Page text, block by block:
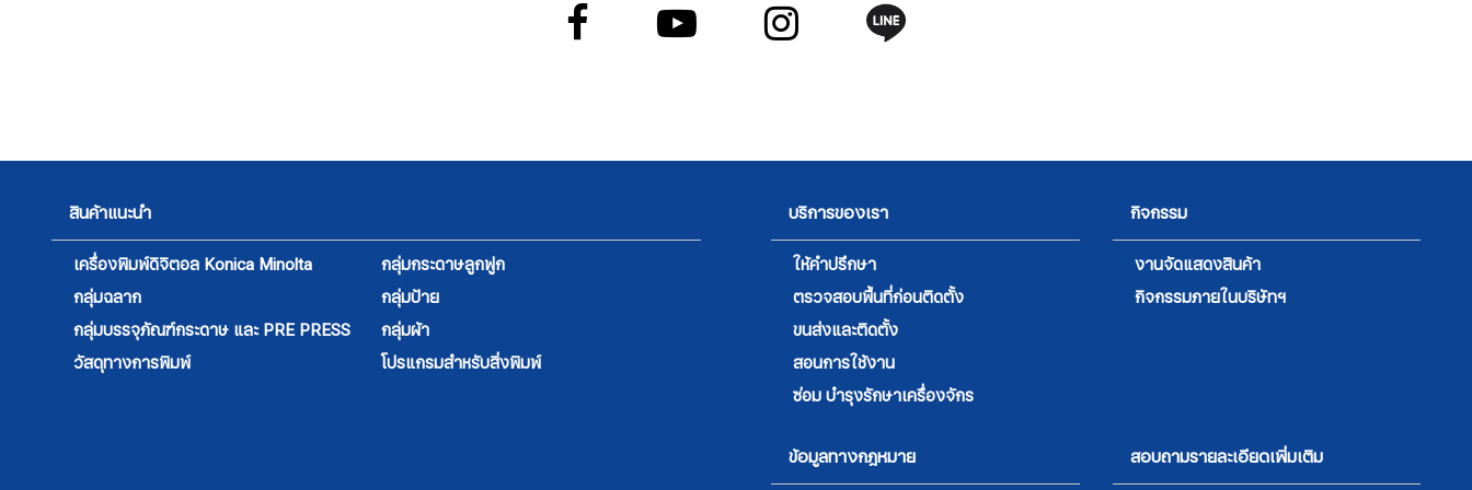
สินค้าแนะนำ
เครื่องพิมพ์ดิจิตอล Konica Minolta
กลุ่มกระดาษลูกฟูก
กลุ่มฉลาก
กลุ่มป้าย
กลุ่มบรรจุภัณฑ์กระดาษ และ PRE PRESS
กลุ่มผ้า
วัสดุทางการพิมพ์
โปรแกรมสำหรับสิ่งพิมพ์
บริการของเรา
ให้คำปรึกษา
ตรวจสอบพื้นที่ก่อนติดตั้ง
ขนส่งและติดตั้ง
สอนการใช้งาน
ซ่อม บำรุงรักษาเครื่องจักร
กิจกรรม
งานจัดแสดงสินค้า
กิจกรรมภายในบริษัทฯ
ข้อมูลทางกฎหมาย สอบถามรายละเอียดเพิ่มเติม